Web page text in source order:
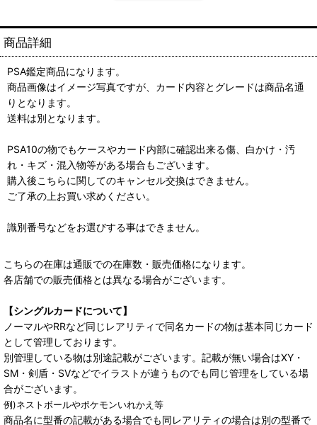
商品詳細
PSA鑑定商品になります。
商品画像はイメージ写真ですが、カード内容とグレードは商品名通
りとなります。
送料は別となります。
PSA10の物でもケースやカード内部に確認出来る傷、白かけ・汚
れ・キズ・混入物等がある場合もございます。
購入後こちらに関してのキャンセル交換はできません。
ご了承の上お買い求めください。
識別番号などをお選びする事はできません。
こちらの在庫は通販での在庫数・販売価格になります。
各店舗での販売価格とは異なる場合がございます。
【シングルカードについて】
ノーマルやRRなど同じレアリティで同名カードの物は基本同じカード
として管理しております。
別管理している物は別途記載がございます。記載が無い場合はXY・
SM・剣盾・SVなどでイラストが違うものでも同じ管理をしている場
合がございます。
例)ネストボールやポケモンいれかえ等
商品名に型番の記載がある場合でも同レアリティの場合は別の型番で